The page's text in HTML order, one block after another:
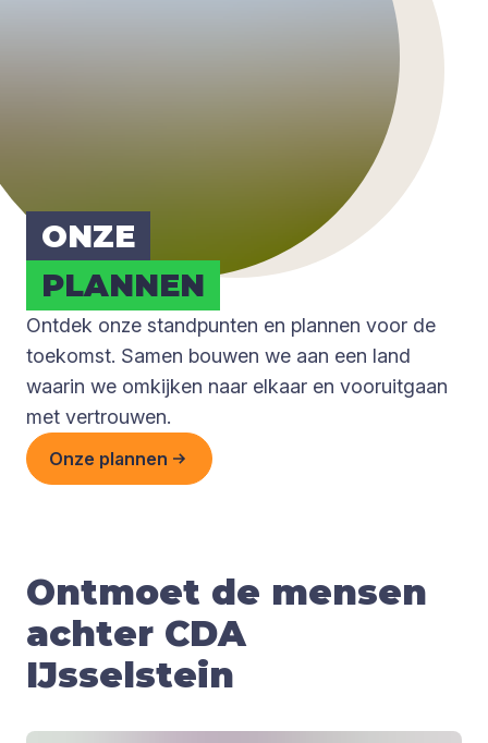
ONZE
PLAN­NEN
Ontdek onze standpunten en plannen voor de
toekomst. Samen bouwen we aan een land
waarin we omkijken naar elkaar en vooruitgaan
met vertrouwen.
Onze plannen
Ontmoet de mensen
achter CDA
IJsselstein